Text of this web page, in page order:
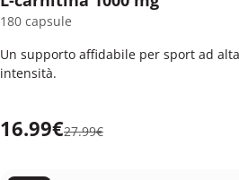
180 capsule
Un supporto affidabile per sport ad alta
intensità.
16.99€27.99€